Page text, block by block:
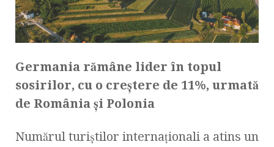
Germania rămâne lider în topul
sosirilor, cu o creștere de 11%, urmată
de România și Polonia
Numărul turiștilor internaționali a atins un